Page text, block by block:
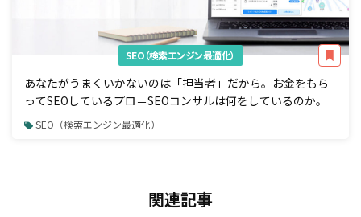
SEO（検索エンジン最適化）
あなたがうまくいかないのは「担当者」だから。お金をもら
ってSEOしているプロ＝SEOコンサルは何をしているのか。
SEO（検索エンジン最適化）
関連記事